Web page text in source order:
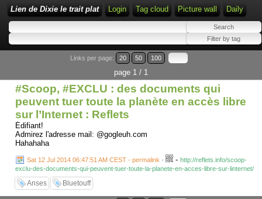
Lien de Dixie le trait plat Login Tag cloud Picture wall Daily
Links per page: 20 50 100
page 1 / 1
#Scoop, #EXCLU : des documents qui
peuvent tuer toute la planète en accès libre
sur l’Internet : Reflets
Édifiant!
Admirez l'adresse mail: @gogleuh.com
Hahahaha
Sat 12 Jul 2014 06:47:51 AM CEST - permalink - - http://reflets.info/scoop-
exclu-des-documents-qui-peuvent-tuer-toute-la-planete-en-acces-libre-sur-linternet/
Anses Bluetouff